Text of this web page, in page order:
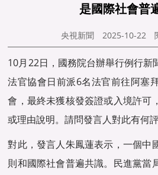
是國際社會普
央視新聞 2025-10-22
10月22日，國務院台辦舉行例行新
法官協會日前派6名法官前往阿塞
會，最終未獲核發簽證或入境許可
或理由說明。請問發言人對此有何
對此，發言人朱鳳蓮表示，一個中
則和國際社會普遍共識。民進黨當